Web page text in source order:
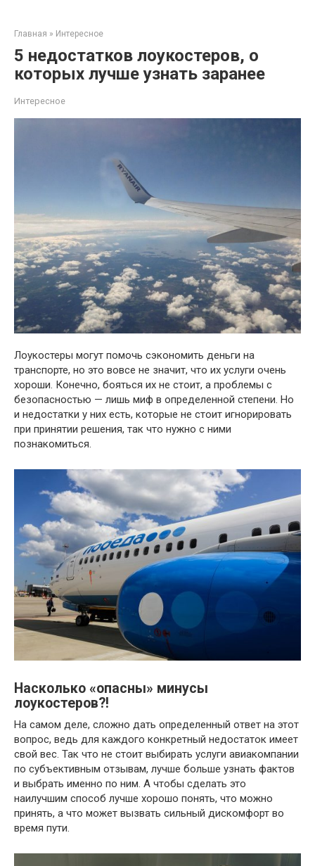
контенту
Главная » Интересное
5 недостатков лоукостеров, о
которых лучше узнать заранее
Интересное
Лоукостеры могут помочь сэкономить деньги на
транспорте, но это вовсе не значит, что их услуги очень
хороши. Конечно, бояться их не стоит, а проблемы с
безопасностью — лишь миф в определенной степени. Но
и недостатки у них есть, которые не стоит игнорировать
при принятии решения, так что нужно с ними
познакомиться.
Насколько «опасны» минусы
лоукостеров?!
На самом деле, сложно дать определенный ответ на этот
вопрос, ведь для каждого конкретный недостаток имеет
свой вес. Так что не стоит выбирать услуги авиакомпании
по субъективным отзывам, лучше больше узнать фактов
и выбрать именно по ним. А чтобы сделать это
наилучшим способ лучше хорошо понять, что можно
принять, а что может вызвать сильный дискомфорт во
время пути.